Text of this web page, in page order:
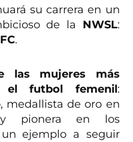
su carrera en un
de la NWSL:
.
las mujeres más
el futbol femenil:
medallista de oro en
y pionera en los
ejemplo a seguir